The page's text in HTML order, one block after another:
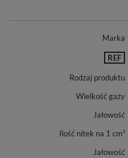
Marka
REF
Rodzaj produktu
Wielkość gazy
Jałowość
Ilość nitek na 1 cm²
Jałowość